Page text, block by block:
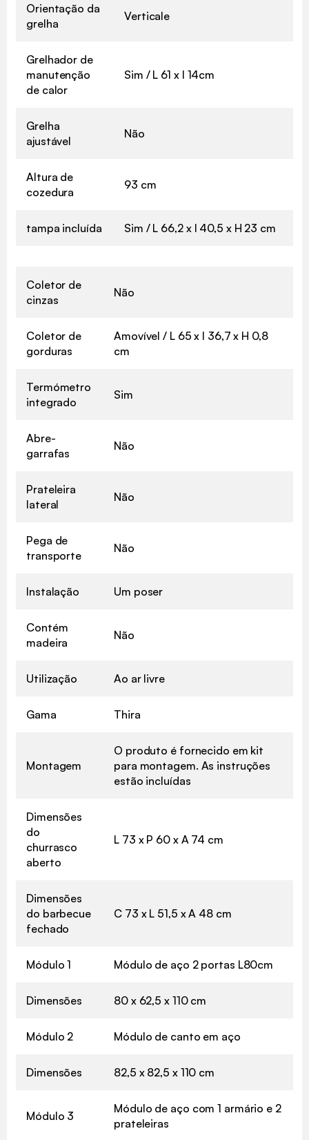
Orientação da
grelha
Verticale
Grelhador de
manutenção
de calor
Sim / L 61 x l 14cm
Grelha
ajustável
Não
Altura de
cozedura
93 cm
tampa incluída Sim / L 66,2 x l 40,5 x H 23 cm
Coletor de
cinzas
Não
Coletor de
gorduras
Amovível / L 65 x l 36,7 x H 0,8
cm
Termómetro
integrado
Sim
Abre-
garrafas
Não
Prateleira
lateral
Não
Pega de
transporte
Não
Instalação Um poser
Contém
madeira
Não
Utilização Ao ar livre
Gama Thira
Montagem
O produto é fornecido em kit
para montagem. As instruções
estão incluídas
Dimensões
do
churrasco
aberto
L 73 x P 60 x A 74 cm
Dimensões
do barbecue
fechado
C 73 x L 51,5 x A 48 cm
Módulo 1 Módulo de aço 2 portas L80cm
Dimensões 80 x 62,5 x 110 cm
Módulo 2 Módulo de canto em aço
Dimensões 82,5 x 82,5 x 110 cm
Módulo 3
Módulo de aço com 1 armário e 2
prateleiras